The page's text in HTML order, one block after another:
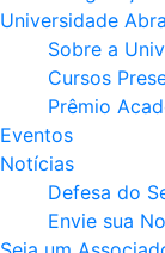
Universidade
Sobre a
Cursos
Prêmio
Eventos
Notícias
Defesa do
Envie sua